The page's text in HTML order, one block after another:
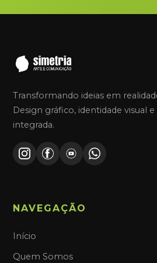
Transformando ideias em
Design gráfico, identidade visual
integrada.
NAVEGAÇÃO
Início
Quem Somos